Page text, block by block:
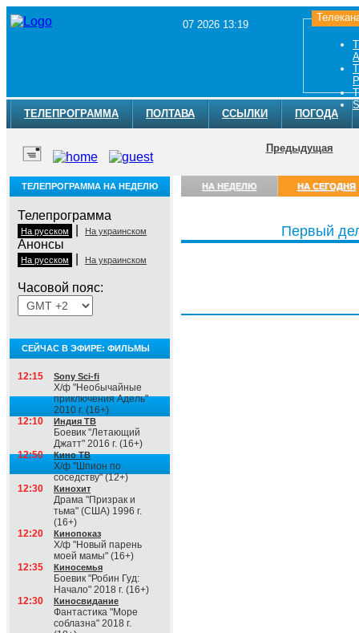
07 2026 13:19
ТЕЛЕПРОГРАММА ПОЛТАВА ССЫЛКИ ПОГОДА
Предыдущая
ТЕЛЕПРОГРАММА НА НЕДЕЛЮ
Телепрограмма
На русском На украинском
Анонсы
На русском На украинском
Часовой пояс:
СЕЙЧАС В ЭФИРЕ: ФИЛЬМЫ
12:15 Sony Sci-fi
Х/ф "Необычайные
приключения Адель"
2010 г. (16+)
12:10
Индия ТВ
Боевик "Летающий
Джатт" 2016 г. (16+)
12:50
Кино ТВ
Х/ф "Шпион по
соседству" (12+)
12:30
Кинохит
Драма "Призрак и
тьма" (США) 1996 г.
(16+)
12:20
Кинопоказ
Х/ф "Новый парень
моей мамы" (16+)
12:35
Киносемья
Боевик "Робин Гуд:
Начало" 2018 г. (16+)
12:30
Киносвидание
Фантастика "Море
соблазна" 2018 г.
НА НЕДЕЛЮ НА СЕГОДНЯ
Первый